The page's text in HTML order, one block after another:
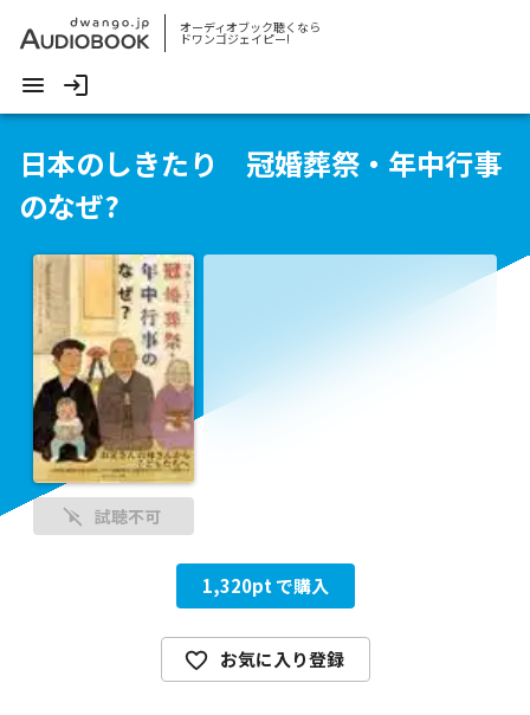
オーディオブック聴くなら
ドワンゴジェイピー!
日本のしきたり 冠婚葬祭・年中行事
のなぜ?
試聴不可
1,320pt で購入
お気に入り登録